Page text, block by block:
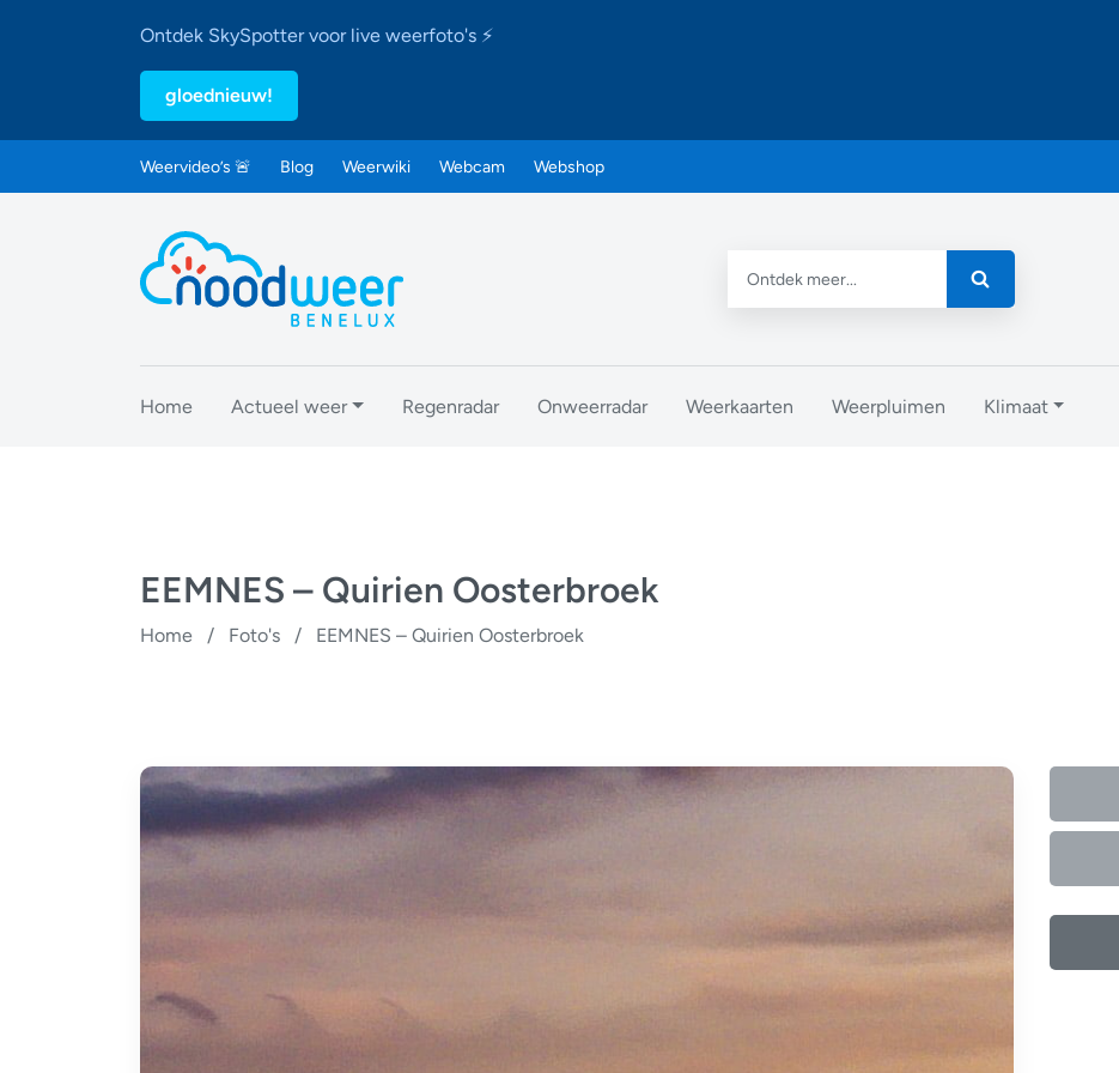
Ontdek SkySpotter voor live weerfoto's ⚡
gloednieuw!
Weervideo’s 🚨 Blog Weerwiki Webcam Webshop
Home Actueel weer Regenradar Onweerradar Weerkaarten Weerpluimen Klimaat
EEMNES – Quirien Oosterbroek
Home / Foto's / EEMNES – Quirien Oosterbroek